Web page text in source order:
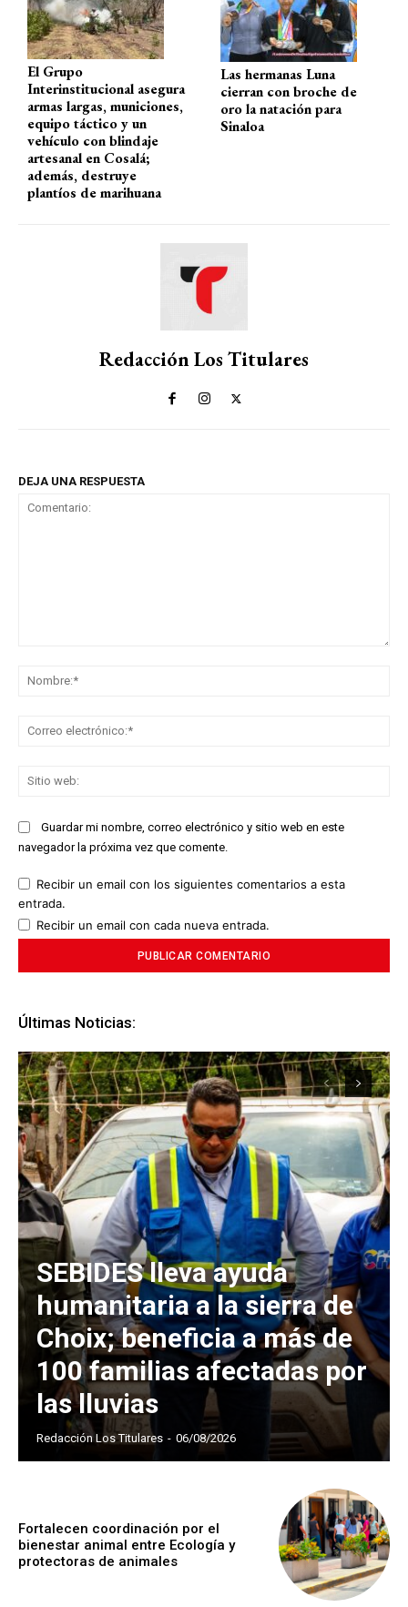
p k
El Grupo
Interinstitucional asegura
armas largas, municiones,
equipo táctico y un
vehículo con blindaje
artesanal en Cosalá;
además, destruye
plantíos de marihuana
Las hermanas Luna
cierran con broche de
oro la natación para
Sinaloa
Redacción Los Titulares
DEJA UNA RESPUESTA
Guardar mi nombre, correo electrónico y sitio web en este
navegador la próxima vez que comente.
Recibir un email con los siguientes comentarios a esta
entrada.
Recibir un email con cada nueva entrada.
Últimas Noticias:
SEBIDES lleva ayuda
humanitaria a la sierra de
Choix; beneficia a más de
100 familias afectadas por
las lluvias
Redacción Los Titulares - 06/08/2026
Fortalecen coordinación por el
bienestar animal entre Ecología y
protectoras de animales